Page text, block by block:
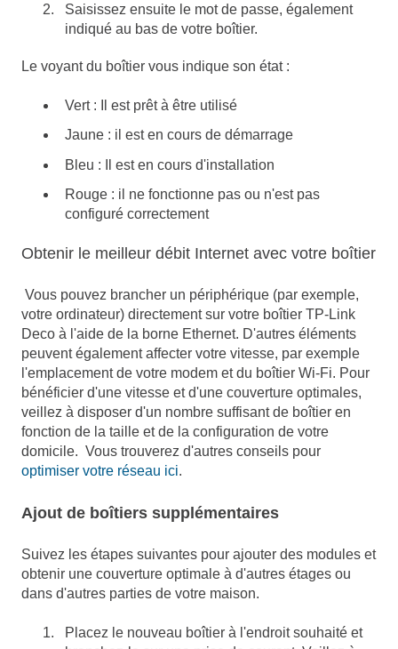
Saisissez ensuite le mot de passe, également
indiqué au bas de votre boîtier.
Le voyant du boîtier vous indique son état :
Vert : Il est prêt à être utilisé
Jaune : il est en cours de démarrage
Bleu : Il est en cours d'installation
Rouge : il ne fonctionne pas ou n'est pas
configuré correctement
Obtenir le meilleur débit Internet avec votre boîtier
Vous pouvez brancher un périphérique (par exemple,
votre ordinateur) directement sur votre boîtier TP-Link
Deco à l'aide de la borne Ethernet. D'autres éléments
peuvent également affecter votre vitesse, par exemple
l'emplacement de votre modem et du boîtier Wi-Fi. Pour
bénéficier d'une vitesse et d'une couverture optimales,
veillez à disposer d'un nombre suffisant de boîtier en
fonction de la taille et de la configuration de votre
domicile. Vous trouverez d'autres conseils pour
optimiser votre réseau ici.
Ajout de boîtiers supplémentaires
Suivez les étapes suivantes pour ajouter des modules et
obtenir une couverture optimale à d'autres étages ou
dans d'autres parties de votre maison.
Placez le nouveau boîtier à l'endroit souhaité et